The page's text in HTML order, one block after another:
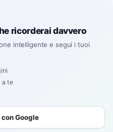
in
ricorderai davvero
intelligente e segui i tuoi
a te
Google